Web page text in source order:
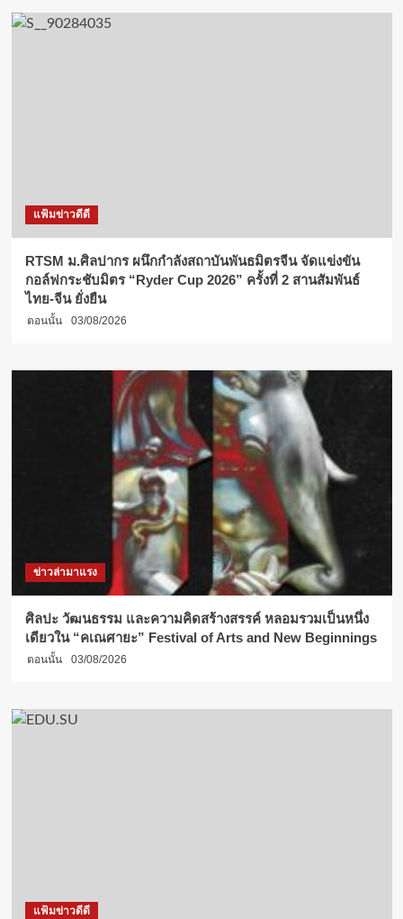
แฟ้มข่าวดีดี
RTSM ม.ศิลปากร ผนึกกำลังสถาบันพันธมิตรจีน จัดแข่งขัน
กอล์ฟกระชับมิตร “Ryder Cup 2026” ครั้งที่ 2 สานสัมพันธ์
ไทย-จีน ยั่งยืน
ตอนนั้น 03/08/2026
ข่าวล่ามาแรง
ศิลปะ วัฒนธรรม และความคิดสร้างสรรค์ หลอมรวมเป็นหนึ่ง
เดียวใน “คเณศายะ” Festival of Arts and New Beginnings
ตอนนั้น 03/08/2026
แฟ้มข่าวดีดี